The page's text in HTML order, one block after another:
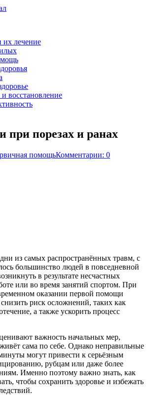
их лечение
восстановление
при порезах и ранах
помощьКомментарии: 0
из самых распространённых травм, с
большинство людей в повседневной
в результате несчастных
или во время занятий спортом. При
оказании первой помощи
риск осложнений, таких как
а также ускорить процесс
важность начальных мер,
сама по себе. Однако неправильные
могут привести к серьёзным
рубцам или даже более
Именно поэтому важно знать, как
чтобы сохранить здоровье и избежать